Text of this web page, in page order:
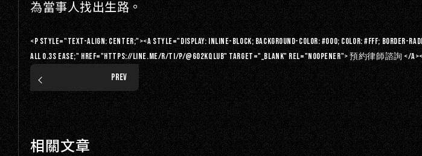
為當事人找出生路。
<p style="text-align: center;"><a style="display: inline-block; background-color: #000; color: #fff; border-
all 0.3s ease;" href="https://line.me/R/ti/p/@602kqlub" target="_blank" rel="noopener">預約律師諮詢</
PREV
相關文章